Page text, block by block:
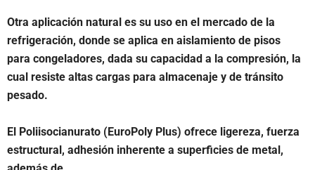
Otra aplicación natural es su uso en el mercado de la
refrigeración, donde se aplica en aislamiento de pisos
para congeladores, dada su capacidad a la compresión, la
cual resiste altas cargas para almacenaje y de tránsito
pesado.
El Poliisocianurato (EuroPoly Plus) ofrece ligereza, fuerza
estructural, adhesión inherente a superficies de metal,